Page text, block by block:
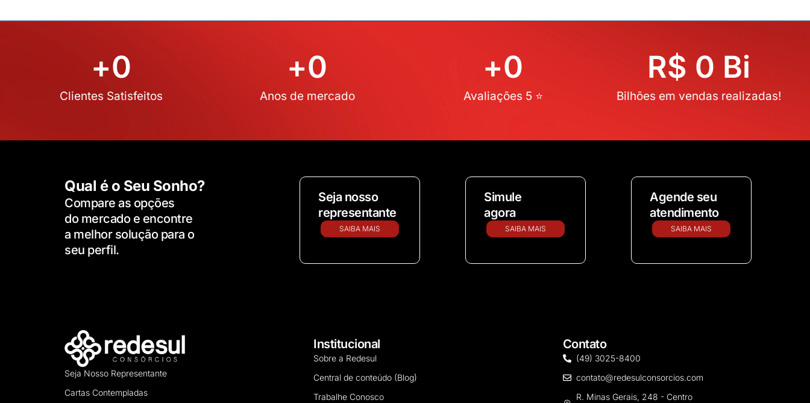
Clientes Satisfeitos
+0
Anos de mercado
+0
Avaliações 5 ⭐
+0
Bilhões em vendas realizadas!
R$ 0 Bi
Qual é o Seu Sonho?
Compare as opções
do mercado e encontre
a melhor solução para o
seu perfil.
Seja nosso
representante
SAIBA MAIS
Simule
agora
SAIBA MAIS
Agende seu
atendimento
SAIBA MAIS
Seja Nosso Representante
Cartas Contempladas
Institucional
Sobre a Redesul
Central de conteúdo (Blog)
Trabalhe Conosco
Contato
(49) 3025-8400
contato@redesulconsorcios.com
R. Minas Gerais, 248 - Centro